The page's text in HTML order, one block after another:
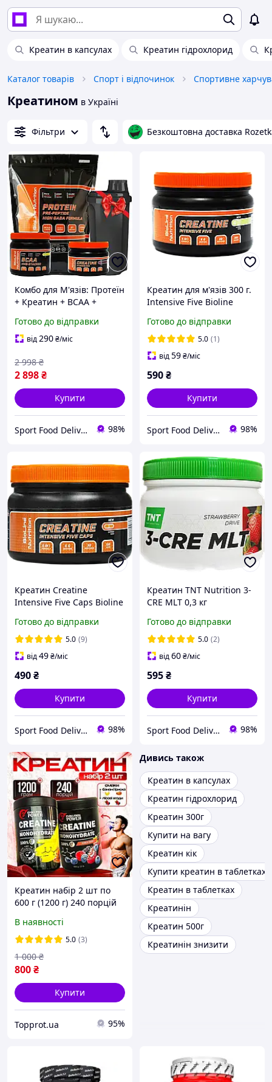
Креатин в капсулах Креатин гідрохлорид
Каталог товарів Спорт і відпочинок
Креатином в Україні
Фільтри Безкоштовна доставка
Комбо для М'язів: Протеїн
+ Креатин + BCAA +
Готово до відправки
від290₴/міс
2 898₴
2 998 ₴
Купити
Sport Food Delivery 98%
Креатин для м'язів 300 г.
Intensive Five Bioline
Готово до відправки
5.0 (1)
від59₴/міс
590₴
Купити
Sport Food Delivery 98%
Креатин Creatine
Intensive Five Caps Bioline
Готово до відправки
5.0 (9)
від49₴/міс
490₴
Купити
Sport Food Delivery 98%
Креатин TNT Nutrition 3-
CRE MLT 0,3 кг
Готово до відправки
5.0 (2)
від60₴/міс
595₴
Купити
Sport Food Delivery 98%
Креатин набір 2 шт по
600 г (1200 г) 240 порцій
дешевше разом
В наявності
5.0 (3)
800₴
1 000 ₴
Купити
Topprot.ua 95%
Дивись також
Креатин в капсулах
Креатин гідрохлорид
Креатин 300г
Купити на вагу
Креатин кік
Купити креатин в таблетках
Креатин в таблетках
Креатинін
Креатин 500г
Креатинін знизити